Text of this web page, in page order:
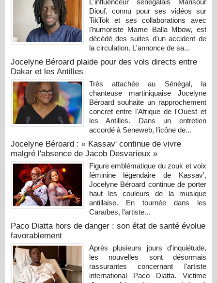
L'influenceur sénégalais Mansour
Diouf, connu pour ses vidéos sur
TikTok et ses collaborations avec
l'humoriste Mame Balla Mbow, est
décédé des suites d'un accident de
la circulation. L'annonce de sa...
Jocelyne Béroard plaide pour des vols directs entre
Dakar et les Antilles
Très attachée au Sénégal, la
chanteuse martiniquaise Jocelyne
Béroard souhaite un rapprochement
concret entre l'Afrique de l'Ouest et
les Antilles. Dans un entretien
accordé à Seneweb, l'icône de...
Jocelyne Béroard : « Kassav' continue de vivre
malgré l'absence de Jacob Desvarieux »
Figure emblématique du zouk et voix
féminine légendaire de Kassav',
Jocelyne Béroard continue de porter
haut les couleurs de la musique
antillaise. En tournée dans les
Caraïbes, l'artiste...
Paco Diatta hors de danger : son état de santé évolue
favorablement
Après plusieurs jours d'inquiétude,
les nouvelles sont désormais
rassurantes concernant l'artiste
international Paco Diatta. Victime